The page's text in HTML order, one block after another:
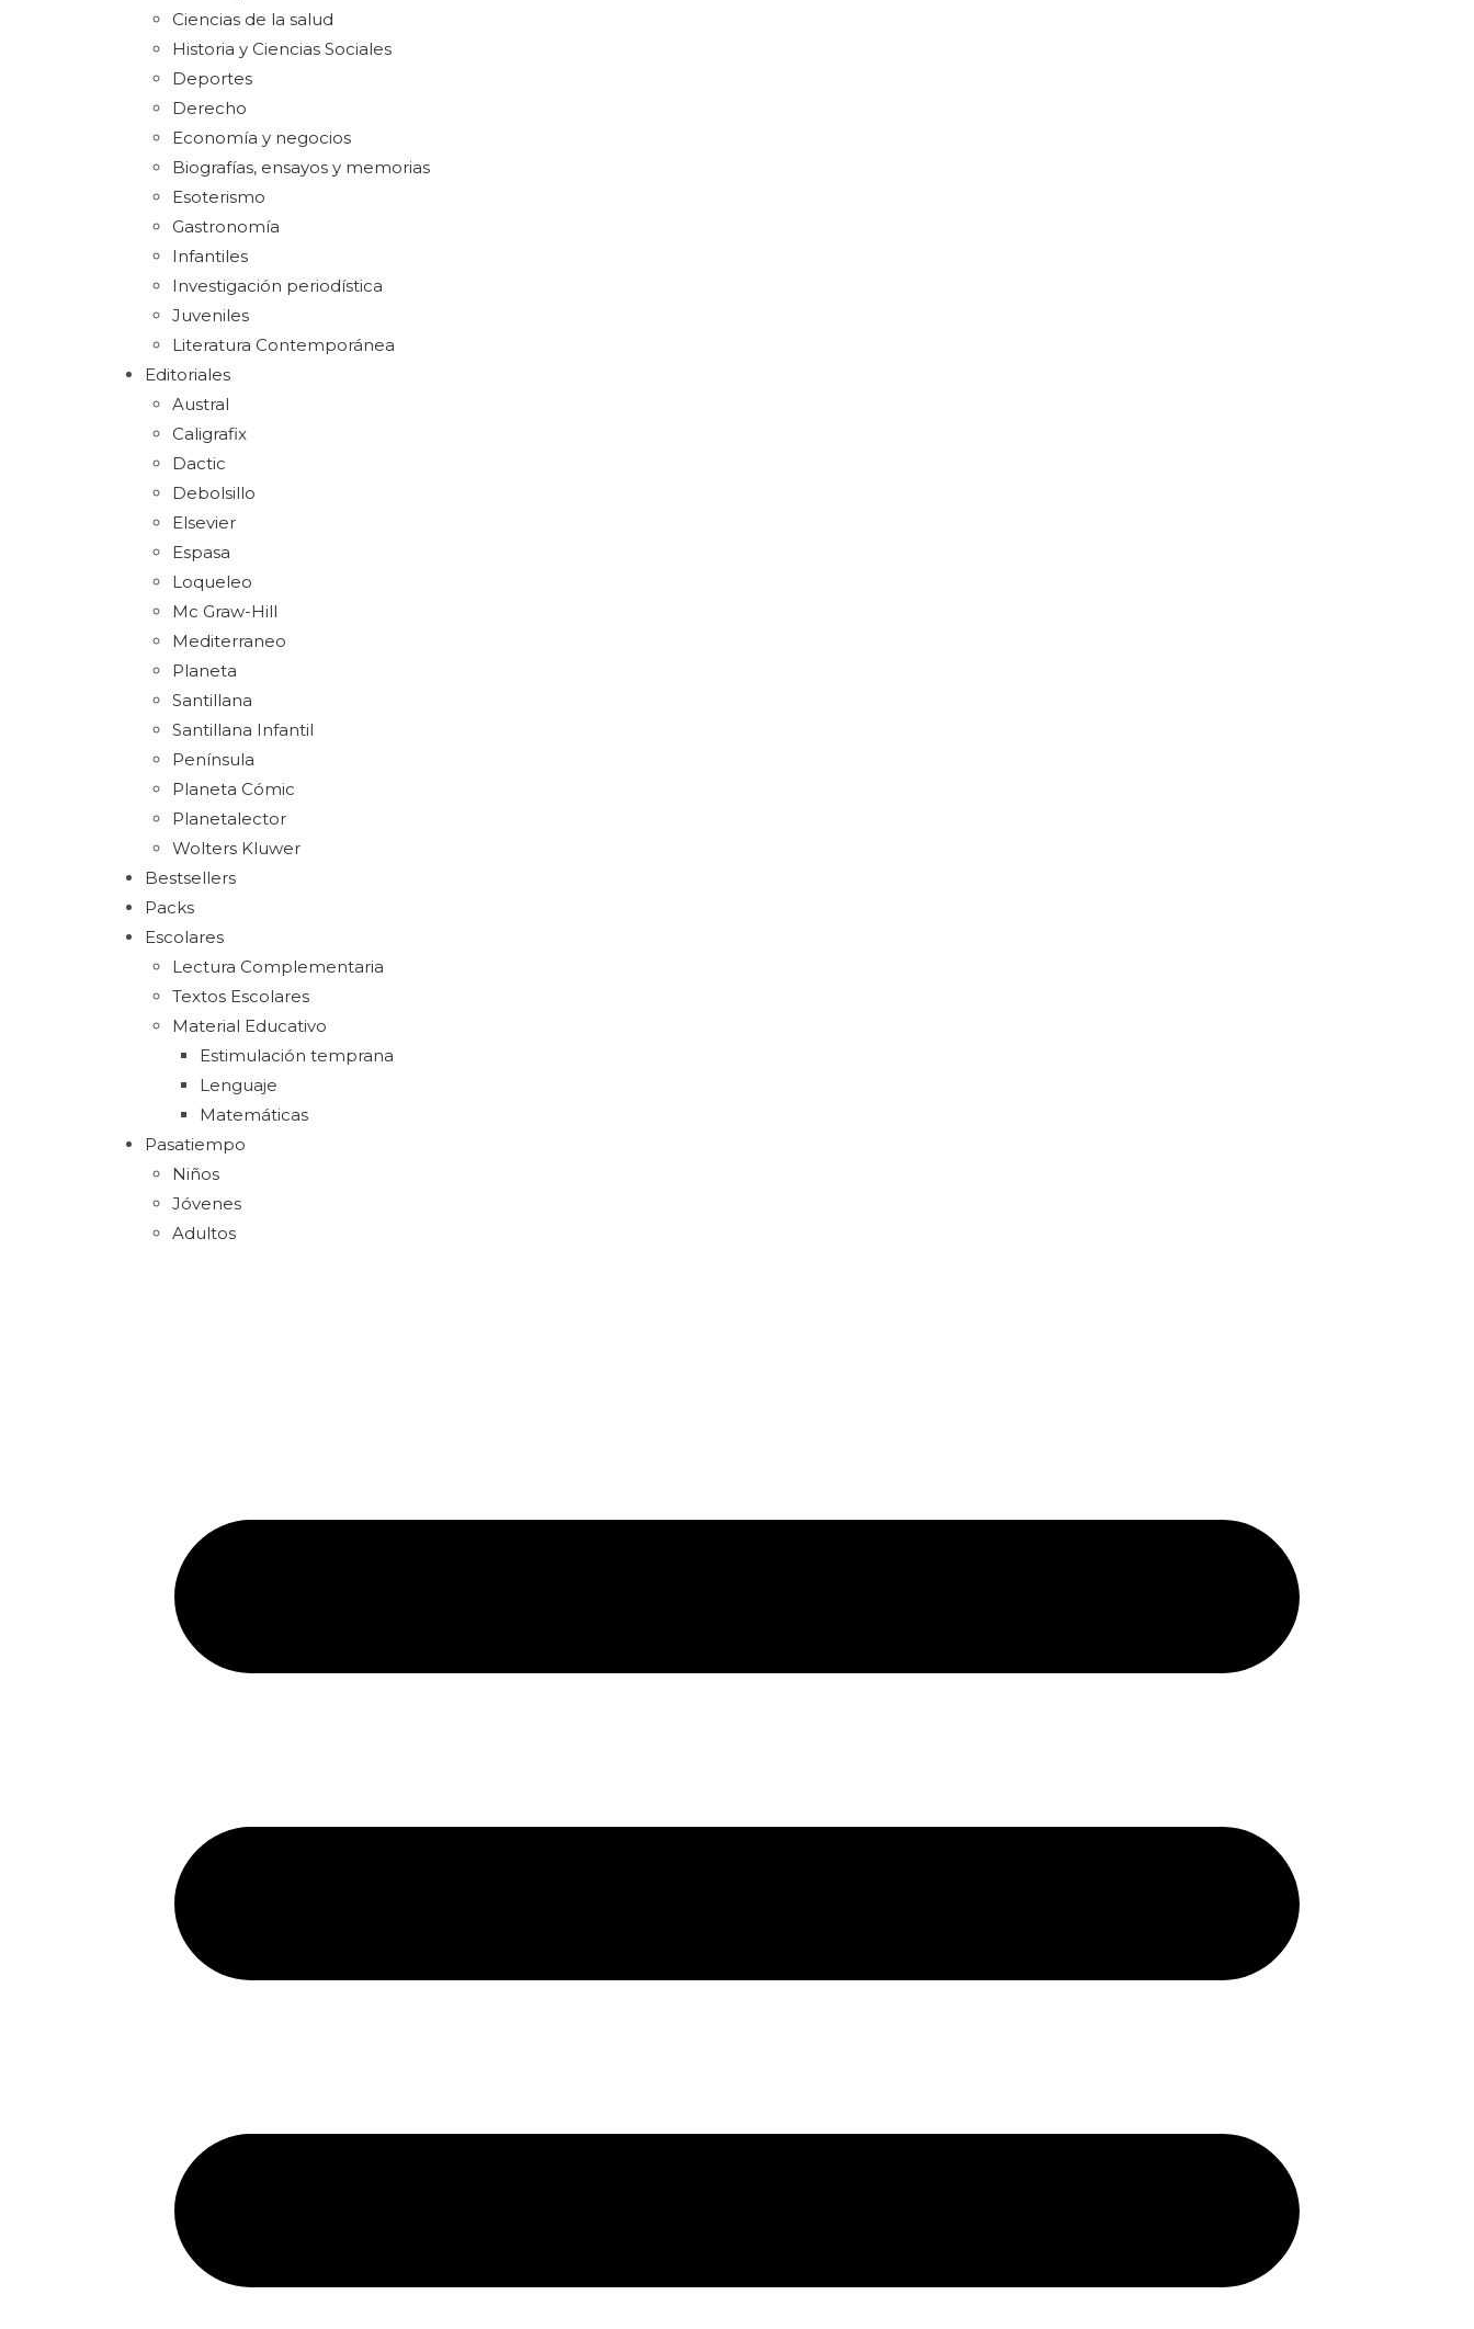
Ciencias de la salud
Historia y Ciencias Sociales
Deportes
Derecho
Economía y negocios
Biografías, ensayos y memorias
Esoterismo
Gastronomía
Infantiles
Investigación periodística
Juveniles
Literatura Contemporánea
Editoriales
Austral
Caligrafix
Dactic
Debolsillo
Elsevier
Espasa
Loqueleo
Mc Graw-Hill
Mediterraneo
Planeta
Santillana
Santillana Infantil
Península
Planeta Cómic
Planetalector
Wolters Kluwer
Bestsellers
Packs
Escolares
Lectura Complementaria
Textos Escolares
Material Educativo
Estimulación temprana
Lenguaje
Matemáticas
Pasatiempo
Niños
Jóvenes
Adultos